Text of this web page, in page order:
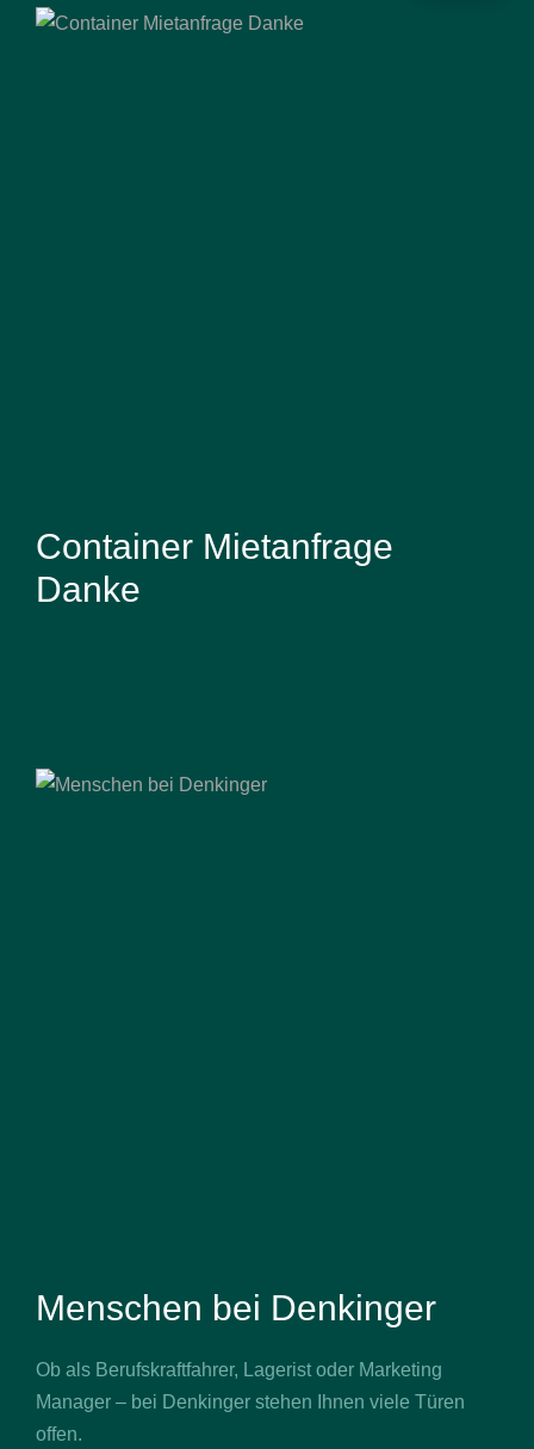
Container Mietanfrage
Danke
Menschen bei Denkinger
Ob als Berufskraftfahrer, Lagerist oder Marketing
Manager – bei Denkinger stehen Ihnen viele Türen
offen.